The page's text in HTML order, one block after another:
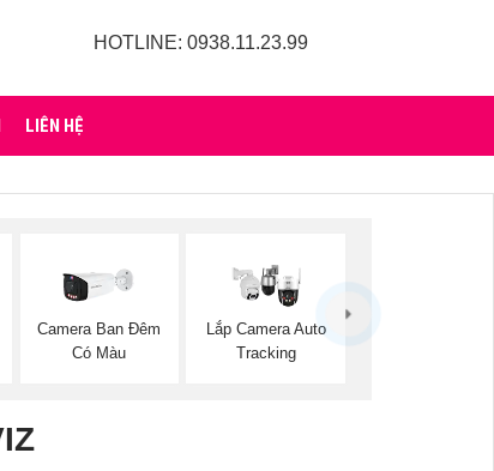
HOTLINE: 0938.11.23.99
LIÊN HỆ
Camera Ban Đêm
Có Màu
Lắp Camera Auto
Tracking